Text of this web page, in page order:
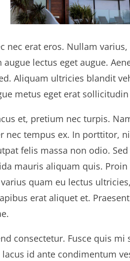
nec erat eros. Nullam
lectus eget augue.
Aliquam ultricies blandit
metus eget erat
et, pretium nec turpis.
nec tempus ex. In porttitor,
felis massa non odio.
mauris aliquam quis.
quam eu lectus
erat aliquet et.
consectetur. Fusce quis
id ante condimentum